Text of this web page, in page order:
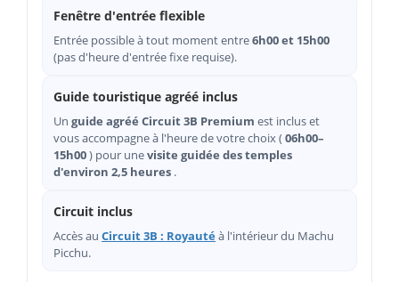
Fenêtre d'entrée flexible
Entrée possible à tout moment entre6h00 et 15h00
(pas d'heure d'entrée fixe requise).
Guide touristique agréé inclus
Un guide agréé Circuit 3B Premium est inclus et
vous accompagne à l'heure de votre choix (06h00–
15h00) pour unevisite guidée des temples
d'environ 2,5 heures .
Circuit inclus
Accès au Circuit 3B : Royauté à l'intérieur du Machu
Picchu.